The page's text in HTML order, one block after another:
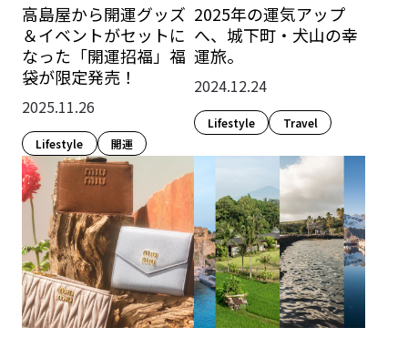
高島屋から開運グッズ
＆イベントがセットに
なった「開運招福」福
袋が限定発売！
2025.11.26
Lifestyle​ 開運
2025年の運気アップ
へ、城下町・犬山の幸
運旅。
2024.12.24
Lifestyle​ Travel